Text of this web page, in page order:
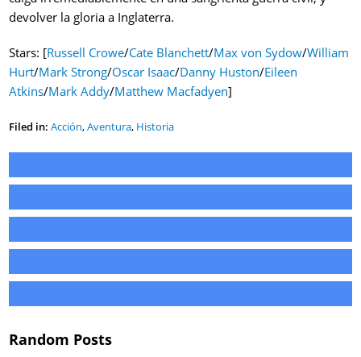
devolver la gloria a Inglaterra.
Stars: [Russell Crowe/Cate Blanchett/Max von Sydow/William
Hurt/Mark Strong/Oscar Isaac/Danny Huston/Eileen
Atkins/Mark Addy/Matthew Macfadyen]
Filed in: Acción,Aventura, Historia
Random Posts